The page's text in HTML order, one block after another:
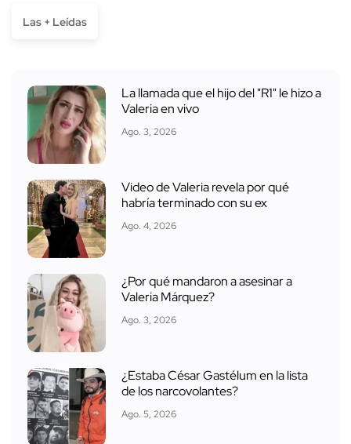
Las + Leídas
La llamada que el hijo del "R1" le hizo a
Valeria en vivo
Ago. 3, 2026
Video de Valeria revela por qué
habría terminado con su ex
Ago. 4, 2026
¿Por qué mandaron a asesinar a
Valeria Márquez?
Ago. 3, 2026
¿Estaba César Gastélum en la lista
de los narcovolantes?
Ago. 5, 2026